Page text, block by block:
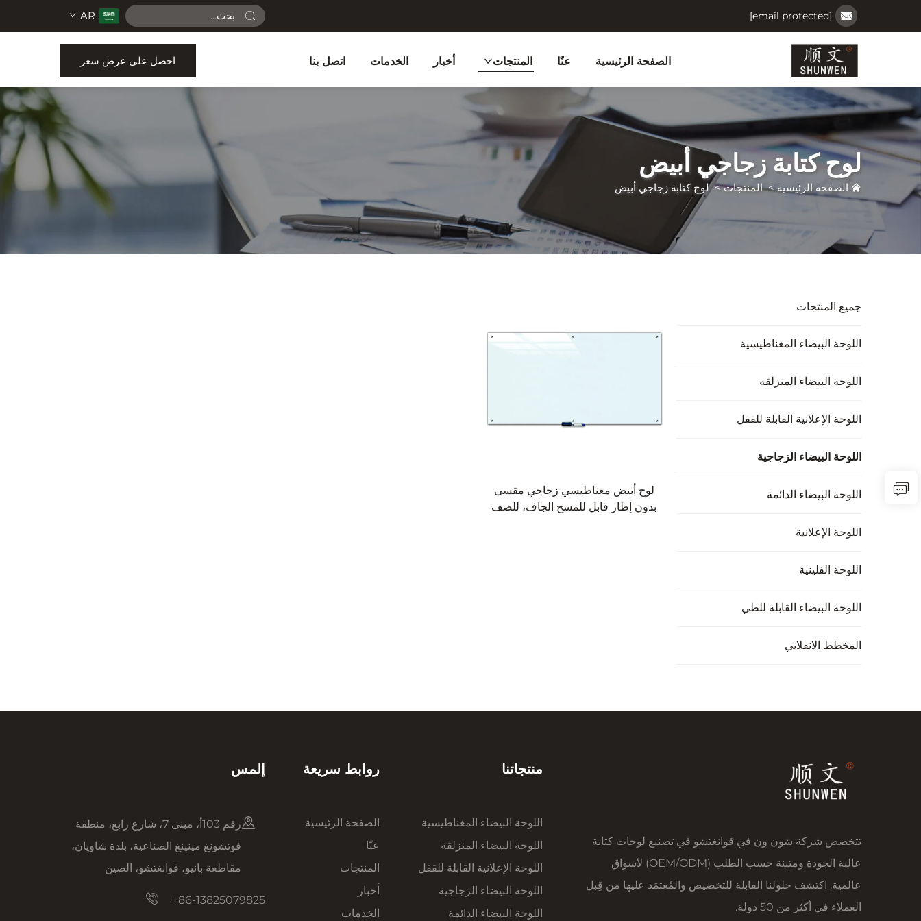
[email protected]
AR
الصفحة الرئيسية عنّا المنتجات أخبار الخدمات اتصل بنا احصل على عرض سعر
لوح كتابة زجاجي أبيض
الصفحة الرئيسية>المنتجات>لوح كتابة زجاجي أبيض
جميع المنتجات
اللوحة البيضاء المغناطيسية
اللوحة البيضاء المنزلقة
اللوحة الإعلانية القابلة للقفل
اللوحة البيضاء الزجاجية
اللوحة البيضاء الدائمة
اللوحة الإعلانية
اللوحة الفلينية
اللوحة البيضاء القابلة للطي
المخطط الانقلابي
لوح أبيض مغناطيسي زجاجي مقسى
بدون إطار قابل للمسح الجاف، للصف
تتخصص شركة شون ون في قوانغتشو في تصنيع لوحات كتابة
عالية الجودة ومتينة حسب الطلب (OEM/ODM) لأسواق
عالمية. اكتشف حلولنا القابلة للتخصيص والمُعتمَد عليها من قِبل
العملاء في أكثر من 50 دولة.
منتجاتنا
اللوحة البيضاء المغناطيسية
اللوحة البيضاء المنزلقة
اللوحة الإعلانية القابلة للقفل
اللوحة البيضاء الزجاجية
اللوحة البيضاء الدائمة
روابط سريعة
الصفحة الرئيسية
عنّا
المنتجات
أخبار
الخدمات
إلمس
رقم 103أ، مبنى 7، شارع رابع، منطقة
فوتشونغ مينينغ الصناعية، بلدة شاويان،
مقاطعة بانيو، قوانغتشو، الصين
+86-13825079825